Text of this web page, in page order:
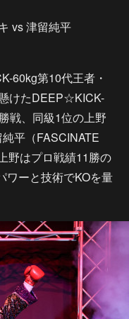
vs 津留純平
60kg第10代王者・
けたDEEP☆KICK-
戦、同級1位の上野
平（FASCINATE
野はプロ戦績11勝の
ワーと技術でKOを量